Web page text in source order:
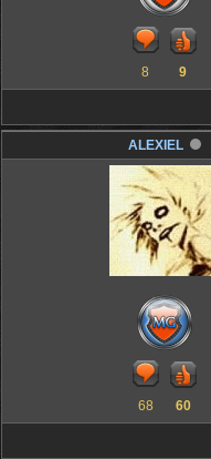
8 9
ALEXIEL
68 60